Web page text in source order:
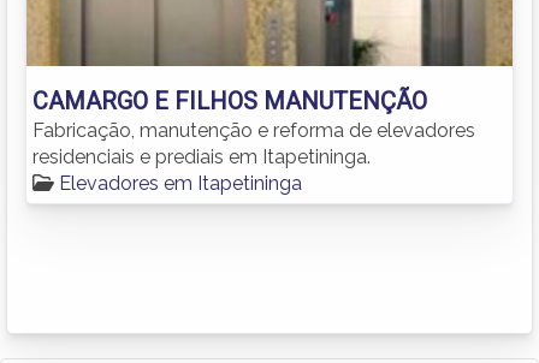
CAMARGO E FILHOS MANUTENÇÃO
Fabricação, manutenção e reforma de elevadores
residenciais e prediais em Itapetininga.
Elevadores em Itapetininga